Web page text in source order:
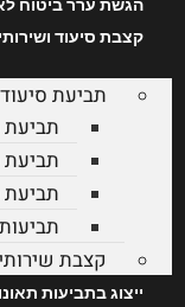
הגשת ערר ביטוח
קצבת סיעוד
תביעת סיעוד
תביעת
תביעת
תביעת
קצבת
ייצוג בתביעות